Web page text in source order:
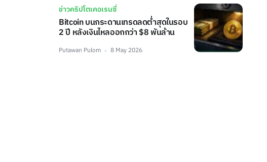
ข่าวคริปโตเคอเรนซี่
Bitcoin บนกระดานเทรดลดต่ำสุดในรอบ
2 ปี หลังเงินไหลออกกว่า $8 พันล้าน
Putawan Pulom 8 May 2026